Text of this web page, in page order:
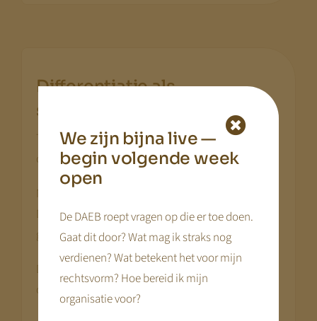
Differentiatie als
sturingsinstrument
Tariefstrategie gaat niet alleen over hoogte, maar
ook over structuur.
Niet ieder pakket hoeft dezelfde stijging te krijgen.
Differentiatie kan strategisch worden ingezet om
gedrag, volumebasis en omzet te beïnvloeden.
Door variatie in pakketten, weken en
contractvormen kan een organisatie sturen op:
We zijn bijna live —
begin volgende week
open
De DAEB roept vragen op die er toe doen.
Gaat dit door? Wat mag ik straks nog
verdienen? Wat betekent het voor mijn
rechtsvorm? Hoe bereid ik mijn
organisatie voor?